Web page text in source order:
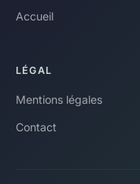
Accueil
LÉGAL
Mentions légales
Contact